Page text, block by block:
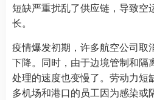
短缺严重扰乱了供应链，导致空
长。
疫情爆发初期，许多航空公司取
下降。同时，由于边境管制和隔
处理的速度也变慢了。劳动力短
多机场和港口的员工因为感染或